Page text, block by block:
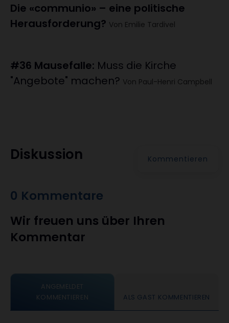
Die «communio» – eine politische
Herausforderung? Von Emilie Tardivel
#36 Mausefalle: Muss die Kirche
"Angebote" machen? Von Paul-Henri Campbell
Diskussion Kommentieren
0 Kommentare
Wir freuen uns über Ihren
Kommentar
ANGEMELDET
KOMMENTIEREN
ALS GAST KOMMENTIEREN